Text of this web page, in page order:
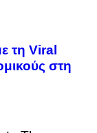
τη Viral
στη